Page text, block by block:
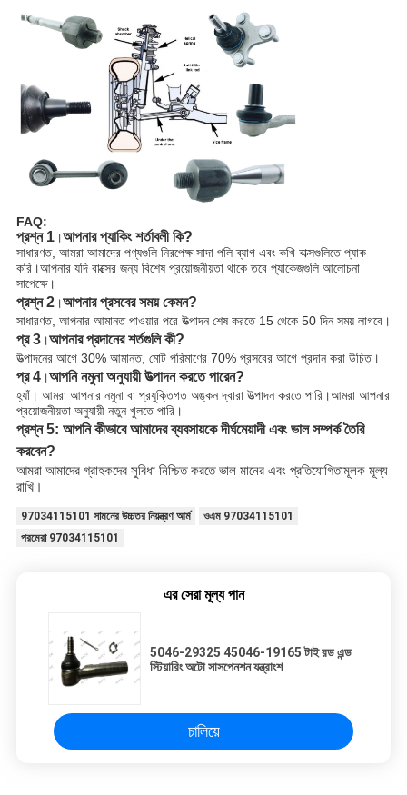
FAQ:
প্রশ্ন 1।আপনার প্যাকিং শর্তাবলী কি?
সাধারণত, আমরা আমাদের পণ্যগুলি নিরপেক্ষ সাদা পলি ব্যাগ এবং কখি বাক্সগুলিতে প্যাক
করি।আপনার যদি বাক্সের জন্য বিশেষ প্রয়োজনীয়তা থাকে তবে প্যাকেজগুলি আলোচনা
সাপেক্ষে।
প্রশ্ন 2।আপনার প্রসবের সময় কেমন?
সাধারণত, আপনার আমানত পাওয়ার পরে উত্পাদন শেষ করতে 15 থেকে 50 দিন সময় লাগবে।
প্র 3।আপনার প্রদানের শর্তগুলি কী?
উত্পাদনের আগে 30% আমানত, মোট পরিমাণের 70% প্রসবের আগে প্রদান করা উচিত।
প্র 4।আপনি নমুনা অনুযায়ী উত্পাদন করতে পারেন?
হ্যাঁ। আমরা আপনার নমুনা বা প্রযুক্তিগত অঙ্কন দ্বারা উত্পাদন করতে পারি।আমরা আপনার
প্রয়োজনীয়তা অনুযায়ী নতুন খুলতে পারি।
প্রশ্ন 5: আপনি কীভাবে আমাদের ব্যবসায়কে দীর্ঘমেয়াদী এবং ভাল সম্পর্ক তৈরি
করবেন?
আমরা আমাদের গ্রাহকদের সুবিধা নিশ্চিত করতে ভাল মানের এবং প্রতিযোগিতামূলক মূল্য
রাখি।
97034115101 সামনের উচ্চতর নিয়ন্ত্রণ আর্ম
ওএম 97034115101
পরমেরা 97034115101
এর সেরা মূল্য পান
5046-29325 45046-19165 টাই রড এন্ড
স্টিয়ারিং অটো সাসপেনশন যন্ত্রাংশ
চালিয়ে